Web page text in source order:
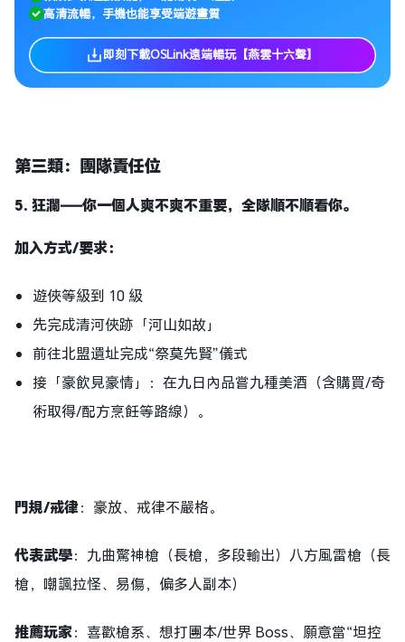
高清流暢，手機也能享受端遊畫質
即刻下載OSLink遠端暢玩【燕雲十六聲】
第三類：團隊責任位
5. 狂瀾——你一個人爽不爽不重要，全隊順不順看你。
加入方式/要求：
遊俠等級到 10 級
先完成清河俠跡「河山如故」
前往北盟遺址完成“祭莫先賢”儀式
接「豪飲見豪情」：在九日內品嘗九種美酒（含購買/奇
術取得/配方烹飪等路線）。
門規/戒律：豪放、戒律不嚴格。
代表武學：九曲驚神槍（長槍，多段輸出）八方風雷槍（長
槍，嘲諷拉怪、易傷，偏多人副本）
推薦玩家：喜歡槍系、想打團本/世界 Boss、願意當“坦控